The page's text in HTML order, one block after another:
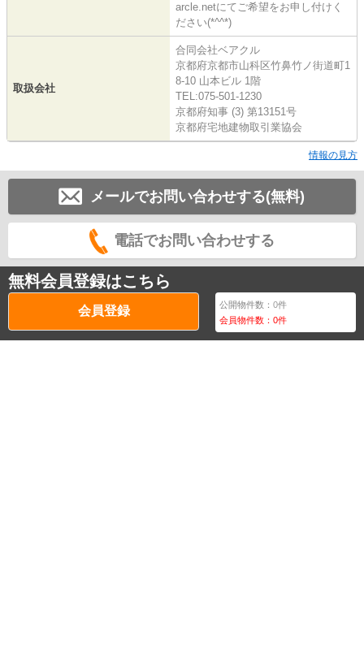
arcle.netにてご希望をお申し付けく
ださい(*^^*)
取扱会社
合同会社ベアクル
京都府京都市山科区竹鼻竹ノ街道町1
8-10 山本ビル 1階
TEL:075-501-1230
京都府知事 (3) 第13151号
京都府宅地建物取引業協会
情報の見方
メールでお問い合わせする(無料)
電話でお問い合わせする
無料会員登録はこちら
会員登録 公開物件数：0件
会員物件数：0件